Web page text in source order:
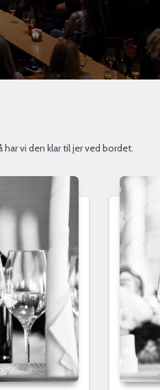
vi den klar til jer ved bordet.